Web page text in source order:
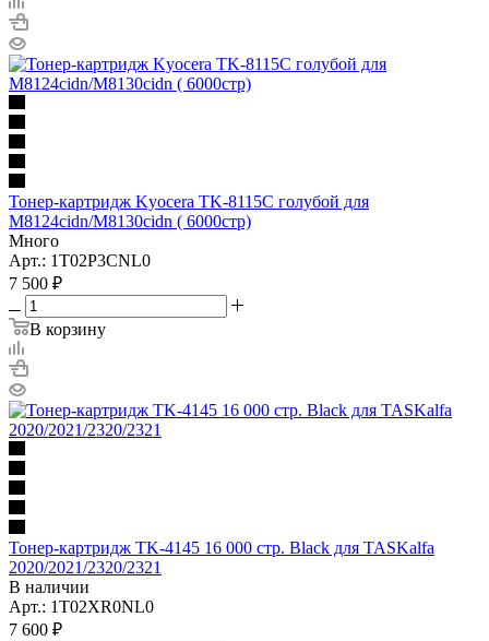
Тонер-картридж Kyocera TK-8115C голубой для
M8124cidn/M8130cidn ( 6000стр)
Много
Арт.: 1T02P3CNL0
7 500 ₽
В корзину
Тонер-картридж TK-4145 16 000 стр. Black для TASKalfa
2020/2021/2320/2321
В наличии
Арт.: 1T02XR0NL0
7 600 ₽